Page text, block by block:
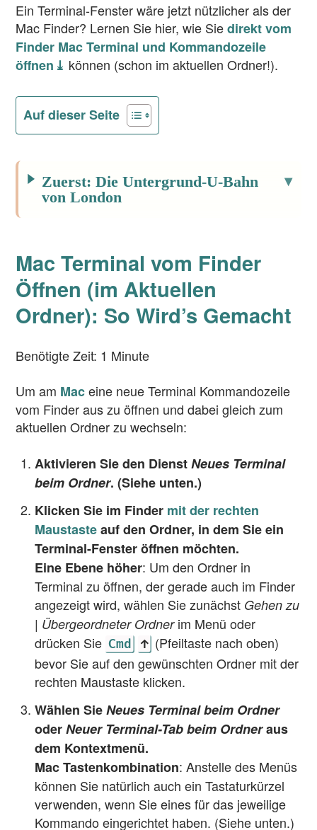
Ein Terminal-Fenster wäre jetzt nützlicher als der
Mac Finder? Lernen Sie hier, wie Siedirekt vom
Finder Mac Terminal und Kommandozeile
öffnen ⤓ können (schon im aktuellen Ordner!).
Auf dieser Seite
Zuerst: Die Untergrund-U-Bahn
von London
Mac Terminal vom Finder
Öffnen (im Aktuellen
Ordner): So Wird’s Gemacht
Benötigte Zeit: 1 Minute
Um am Maceine neue Terminal Kommandozeile
vom Finder aus zu öffnen und dabei gleich zum
aktuellen Ordner zu wechseln:
Aktivieren Sie den DienstNeues Terminal
beim Ordner. (Siehe unten.)
Klicken Sie im Finder mit der rechten
Maustasteauf den Ordner, in dem Sie ein
Terminal-Fenster öffnen möchten.
Eine Ebene höher: Um den Ordner in
Terminal zu öffnen, der gerade auch im Finder
angezeigt wird, wählen Sie zunächst Gehen zu
| Übergeordneter Ordnerim Menü oder
drücken Sie Cmd ↑ (Pfeiltaste nach oben)
bevor Sie auf den gewünschten Ordner mit der
rechten Maustaste klicken.
Wählen SieNeues Terminal beim Ordner
oderNeuer Terminal-Tab beim Ordneraus
dem Kontextmenü.
Mac Tastenkombination: Anstelle des Menüs
können Sie natürlich auch ein Tastaturkürzel
verwenden, wenn Sie eines für das jeweilige
Kommando eingerichtet haben. (Siehe unten.)